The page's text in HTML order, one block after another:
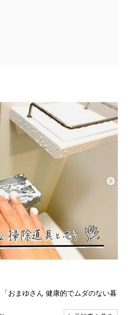
おまゆさん 健康的でムダのない暮